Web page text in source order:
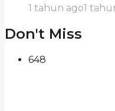
1 tahun ago1
Don't Miss
648